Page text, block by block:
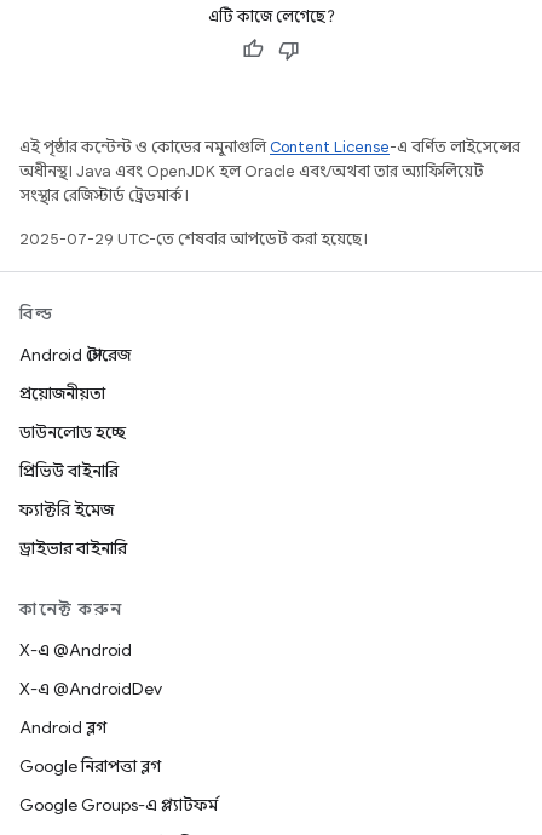
এটি কাজে লেগেছে?
এই পৃষ্ঠার কন্টেন্ট ও কোডের নমুনাগুলিContent License-এ বর্ণিত লাইসেন্সের
অধীনস্থ। Java এবং OpenJDK হল Oracle এবং/অথবা তার অ্যাফিলিয়েট
সংস্থার রেজিস্টার্ড ট্রেডমার্ক।
2025-07-29 UTC-তে শেষবার আপডেট করা হয়েছে।
বিল্ড
Android স্টোরেজ
প্রয়োজনীয়তা
ডাউনলোড হচ্ছে
প্রিভিউ বাইনারি
ফ্যাক্টরি ইমেজ
ড্রাইভার বাইনারি
কানেক্ট করুন
X-এ @Android
X-এ @AndroidDev
Android ব্লগ
Google নিরাপত্তা ব্লগ
Google Groups-এ প্ল্যাটফর্ম